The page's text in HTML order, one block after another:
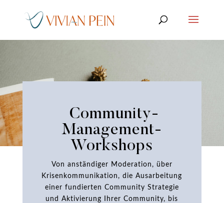
Community-
Management-
Workshops
Von anständiger Moderation, über
Krisenkommunikation, die Ausarbeitung
einer fundierten Community Strategie
und Aktivierung Ihrer Community, bis